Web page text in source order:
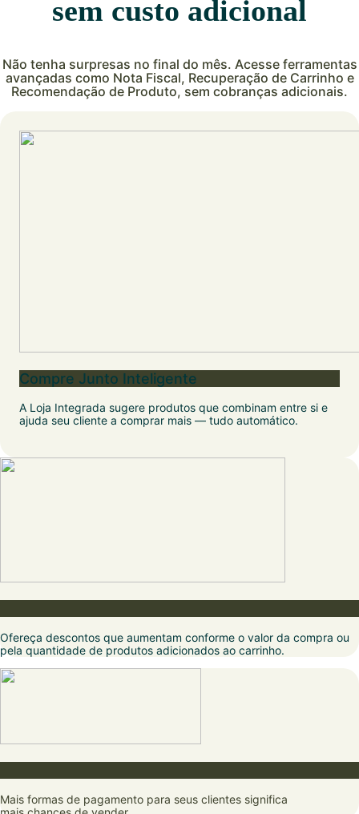
sem custo adicional
Não tenha surpresas no final do mês. Acesse ferramentas
avançadas como Nota Fiscal, Recuperação de Carrinho e
Recomendação de Produto, sem cobranças adicionais.
Compre Junto Inteligente
A Loja Integrada sugere produtos que combinam entre si e
ajuda seu cliente a comprar mais — tudo automático.
Ofereça descontos que aumentam conforme o valor da compra ou
pela quantidade de produtos adicionados ao carrinho.
Mais formas de pagamento para seus clientes significa